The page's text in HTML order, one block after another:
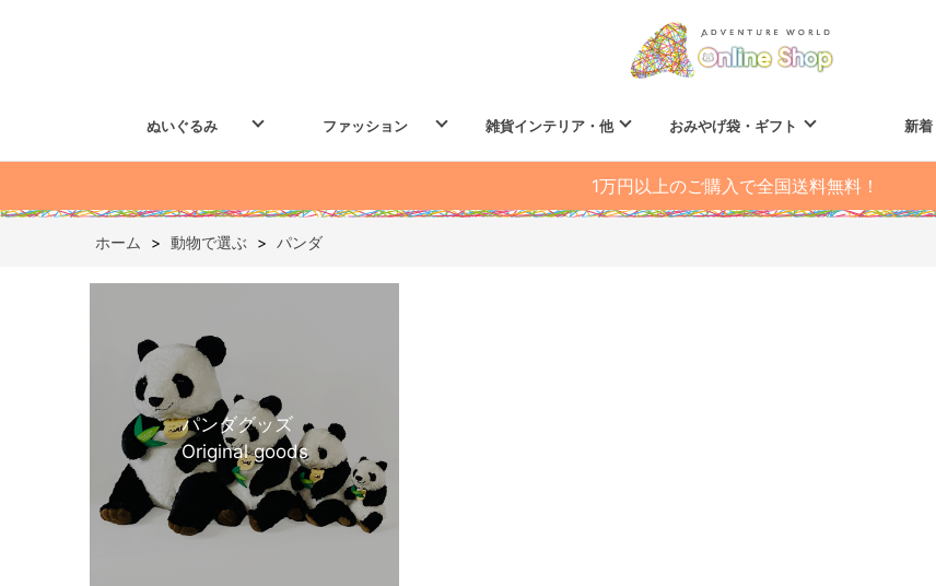
ぬいぐるみ ファッション 雑貨インテリア・他 おみやげ袋・ギフト 新着
1万円以上のご購入で全国送料無料！
ホーム > 動物で選ぶ > パンダ
パンダグッズ
Original goods